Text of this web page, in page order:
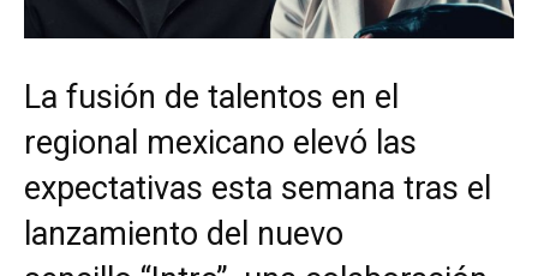
La fusión de talentos en el
regional mexicano elevó las
expectativas esta semana tras el
lanzamiento del nuevo